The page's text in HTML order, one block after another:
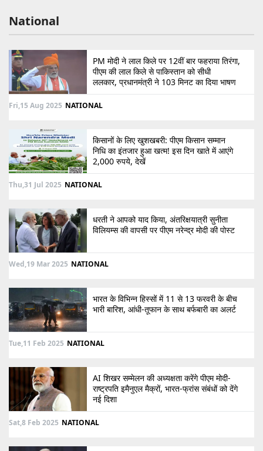
National
PM मोदी ने लाल किले पर 12वीं बार फहराया तिरंगा,
पीएम की लाल किले से पाकिस्तान को सीधी
ललकार, प्रधानमंत्री ने 103 मिनट का दिया भाषण
Fri,15 Aug 2025 NATIONAL
किसानों के लिए खुशखबरी: पीएम किसान सम्मान
निधि का इंतजार हुआ खत्म! इस दिन खाते में आएंगे
2,000 रुपये, देखें
Thu,31 Jul 2025 NATIONAL
धरती ने आपको याद किया, अंतरिक्षयात्री सुनीता
विलियम्स की वापसी पर पीएम नरेन्द्र मोदी की पोस्ट
Wed,19 Mar 2025 NATIONAL
भारत के विभिन्न हिस्सों में 11 से 13 फरवरी के बीच
भारी बारिश, आंधी-तूफान के साथ बर्फबारी का अलर्ट
Tue,11 Feb 2025 NATIONAL
AI शिखर सम्मेलन की अध्यक्षता करेंगे पीएम मोदी-
राष्ट्रपति इमैनुएल मैक्रों, भारत-फ्रांस संबंधों को देंगे
नई दिशा
Sat,8 Feb 2025 NATIONAL